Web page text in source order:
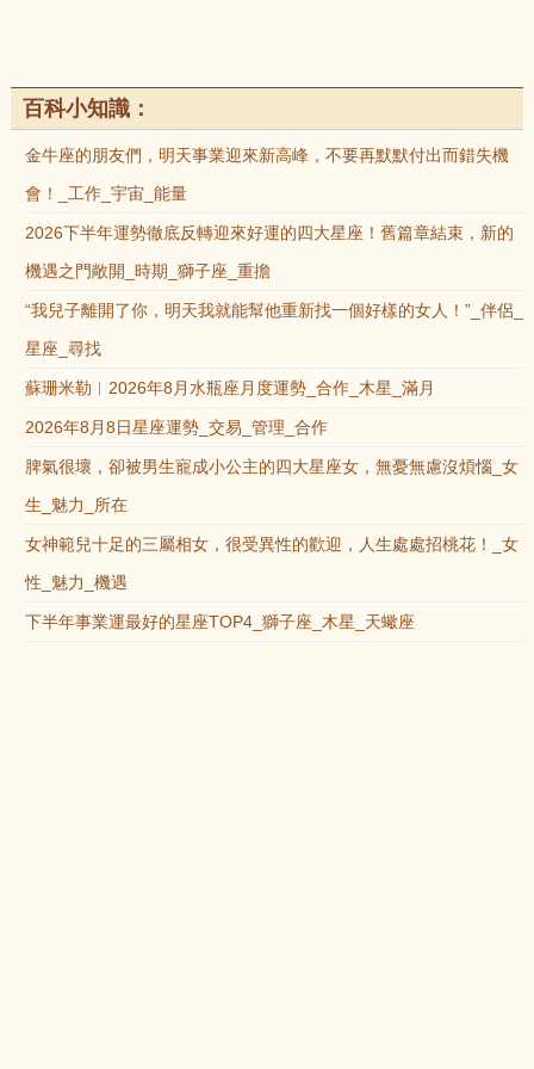
百科小知識：
金牛座的朋友們，明天事業迎來新高峰，不要再默默付出而錯失機
會！_工作_宇宙_能量
2026下半年運勢徹底反轉迎來好運的四大星座！舊篇章結束，新的
機遇之門敞開_時期_獅子座_重擔
“我兒子離開了你，明天我就能幫他重新找一個好樣的女人！”_伴侶_
星座_尋找
蘇珊米勒︱2026年8月水瓶座月度運勢_合作_木星_滿月
2026年8月8日星座運勢_交易_管理_合作
脾氣很壞，卻被男生寵成小公主的四大星座女，無憂無慮沒煩惱_女
生_魅力_所在
女神範兒十足的三屬相女，很受異性的歡迎，人生處處招桃花！_女
性_魅力_機遇
下半年事業運最好的星座TOP4_獅子座_木星_天蠍座